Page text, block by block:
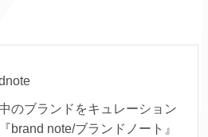
のブランドをキュレーション
brand note/ブランドノート』